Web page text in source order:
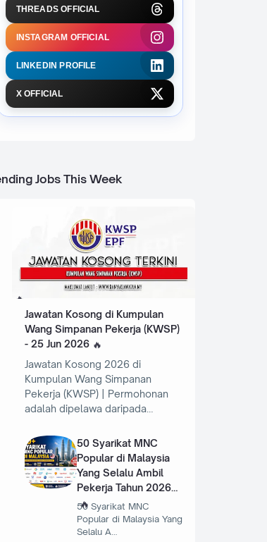
THREADS OFFICIAL
INSTAGRAM OFFICIAL
LINKEDIN PROFILE
X OFFICIAL
Jobs This Week
Jawatan Kosong di Kumpulan
Wang Simpanan Pekerja (KWSP)
- 25 Jun 2026
Jawatan Kosong 2026 di
Kumpulan Wang Simpanan
Pekerja (KWSP) | Permohonan
adalah dipelawa daripada…
50 Syarikat MNC
Popular di Malaysia
Yang Selalu Ambil
Pekerja Tahun 2026
50 Syarikat MNC
Popular di Malaysia Yang
Selalu A…